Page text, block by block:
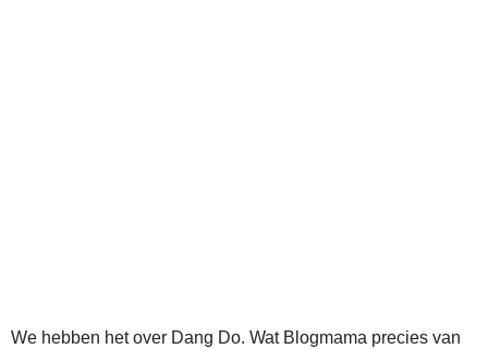
We hebben het over Dang Do. Wat Blogmama precies van